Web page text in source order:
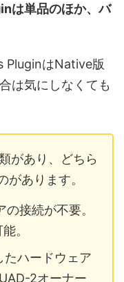
は単品のほか、バ
PluginはNative版
は気にしなくても
があり、どちら
あります。
接続が不要。
。
たハードウェア
2オーナー